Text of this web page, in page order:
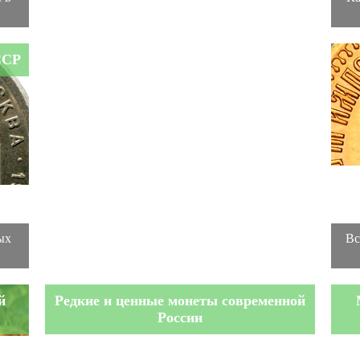
Редкие и ценные монеты современной
России